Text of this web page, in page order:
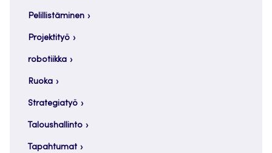
Pelillistäminen
Projektityö
robotiikka
Ruoka
Strategiatyö
Taloushallinto
Tapahtumat